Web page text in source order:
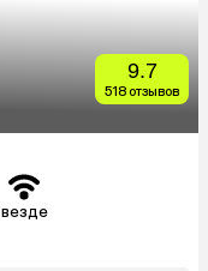
9.7
518 отзывов
везде